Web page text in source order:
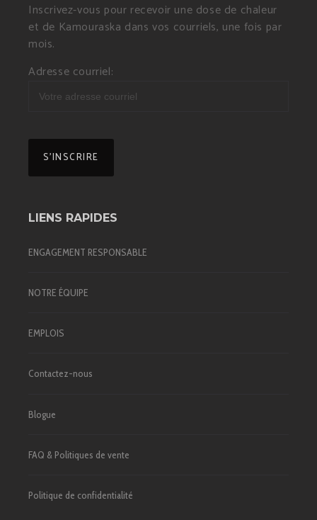
Inscrivez-vous pour recevoir une dose de chaleur
et de Kamouraska dans vos courriels, une fois par
mois.
Adresse courriel:
LIENS RAPIDES
ENGAGEMENT RESPONSABLE
NOTRE ÉQUIPE
EMPLOIS
Contactez-nous
Blogue
FAQ & Politiques de vente
Politique de confidentialité